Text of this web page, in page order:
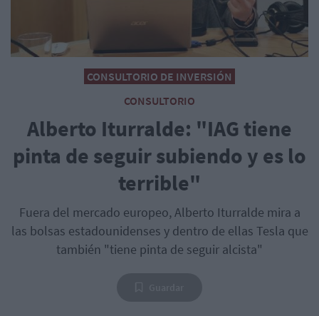
CONSULTORIO DE INVERSIÓN
CONSULTORIO
Alberto Iturralde: "IAG tiene
pinta de seguir subiendo y es lo
terrible"
Fuera del mercado europeo, Alberto Iturralde mira a
las bolsas estadounidenses y dentro de ellas Tesla que
también "tiene pinta de seguir alcista"